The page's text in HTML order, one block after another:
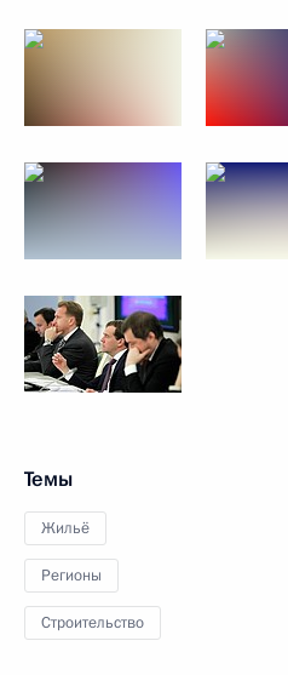
Темы
Жильё
Регионы
Строительство